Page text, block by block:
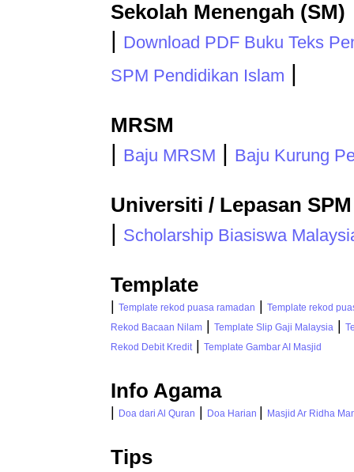
Sekolah Menengah (SM)
| Download PDF Buku Teks
SPM Pendidikan Islam |
MRSM
| Baju MRSM | Baju Kurung
Universiti / Lepasan
| Scholarship Biasiswa
Template
Template rekod puasa ramadan
Template rekod
Rekod Bacaan Nilam
Template Slip Gaji Malaysia
Rekod Debit Kredit| Template Gambar AI Masjid
Info Agama
Doa dari Al Quran Doa Harian Masjid Ar Ridha
Tips